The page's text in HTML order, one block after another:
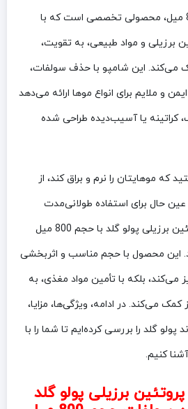
بدون سولفات با حجم 800 میل، محصولی تخصصی است که با
برزیلی و مواد طبیعی، به تقویت،
می‌کند. این شامپو با حذف سولفات،
و ملایم برای انواع موها ارائه می‌دهد
کراتینه یا آسیب‌دیده طراحی شده
که موهایتان را نرم و براق کند، از
حال برای استفاده طولانی‌مدت
مناسب باشد، شامپو پروتئین برزیلی پولو گلد با حجم 800 میل
این محصول با حجم مناسب و اثربخشی
می‌کند، بلکه با تأمین مواد مغذی، به
می‌کند. در ادامه، ویژگی‌ها، مزایا،
گلد را بررسی کرده‌ایم تا شما را با
کنیم.
برزیلی پولو گلد